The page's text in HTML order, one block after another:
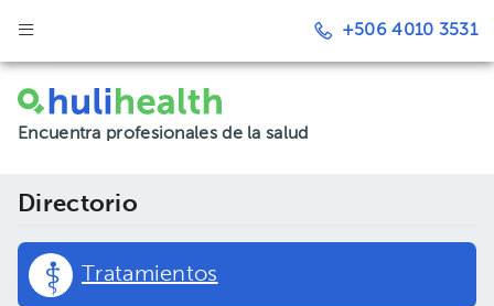
+506 4010 3531
Encuentra profesionales de la salud
Directorio
Tratamientos